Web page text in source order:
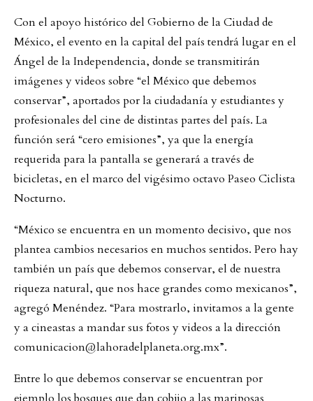
Con el apoyo histórico del Gobierno de la Ciudad de
México, el evento en la capital del país tendrá lugar en el
Ángel de la Independencia, donde se transmitirán
imágenes y videos sobre “el México que debemos
conservar”, aportados por la ciudadanía y estudiantes y
profesionales del cine de distintas partes del país. La
función será “cero emisiones”, ya que la energía
requerida para la pantalla se generará a través de
bicicletas, en el marco del vigésimo octavo Paseo Ciclista
Nocturno.
“México se encuentra en un momento decisivo, que nos
plantea cambios necesarios en muchos sentidos. Pero hay
también un país que debemos conservar, el de nuestra
riqueza natural, que nos hace grandes como mexicanos”,
agregó Menéndez. “Para mostrarlo, invitamos a la gente
y a cineastas a mandar sus fotos y videos a la dirección
comunicacion@lahoradelplaneta.org.mx”.
Entre lo que debemos conservar se encuentran por